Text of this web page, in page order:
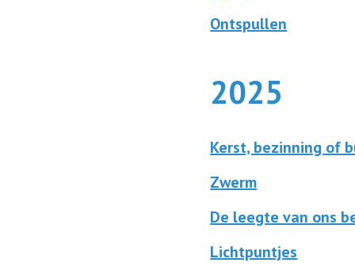
Ontspullen
2025
Kerst, bezinning of
Zwerm
De leegte van ons
Lichtpuntjes